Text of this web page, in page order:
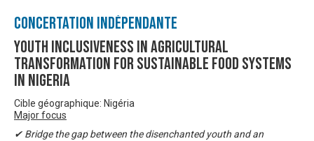
Concertation Indépendante
Youth Inclusiveness In Agricultural
Transformation For Sustainable Food Systems
In Nigeria
Cible géographique: Nigéria
Major focus
✔ Bridge the gap between the disenchanted youth and an